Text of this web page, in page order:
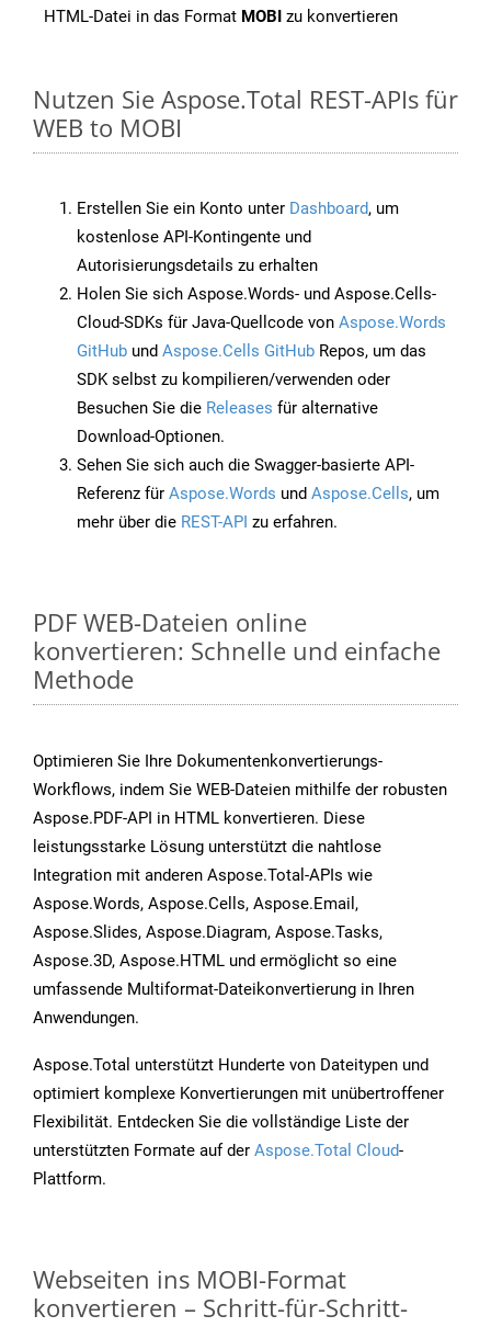
HTML-Datei in das Format MOBI zu konvertieren
Nutzen Sie Aspose.Total REST-APIs für
WEB to MOBI
Erstellen Sie ein Konto unter Dashboard, um
kostenlose API-Kontingente und
Autorisierungsdetails zu erhalten
Holen Sie sich Aspose.Words- und Aspose.Cells-
Cloud-SDKs für Java-Quellcode von Aspose.Words
GitHub und Aspose.Cells GitHub Repos, um das
SDK selbst zu kompilieren/verwenden oder
Besuchen Sie die Releases für alternative
Download-Optionen.
Sehen Sie sich auch die Swagger-basierte API-
Referenz für Aspose.Words und Aspose.Cells, um
mehr über die REST-API zu erfahren.
PDF WEB-Dateien online
konvertieren: Schnelle und einfache
Methode
Optimieren Sie Ihre Dokumentenkonvertierungs-
Workflows, indem Sie WEB-Dateien mithilfe der robusten
Aspose.PDF-API in HTML konvertieren. Diese
leistungsstarke Lösung unterstützt die nahtlose
Integration mit anderen Aspose.Total-APIs wie
Aspose.Words, Aspose.Cells, Aspose.Email,
Aspose.Slides, Aspose.Diagram, Aspose.Tasks,
Aspose.3D, Aspose.HTML und ermöglicht so eine
umfassende Multiformat-Dateikonvertierung in Ihren
Anwendungen.
Aspose.Total unterstützt Hunderte von Dateitypen und
optimiert komplexe Konvertierungen mit unübertroffener
Flexibilität. Entdecken Sie die vollständige Liste der
unterstützten Formate auf der Aspose.Total Cloud-
Plattform.
Webseiten ins MOBI-Format
konvertieren – Schritt-für-Schritt-